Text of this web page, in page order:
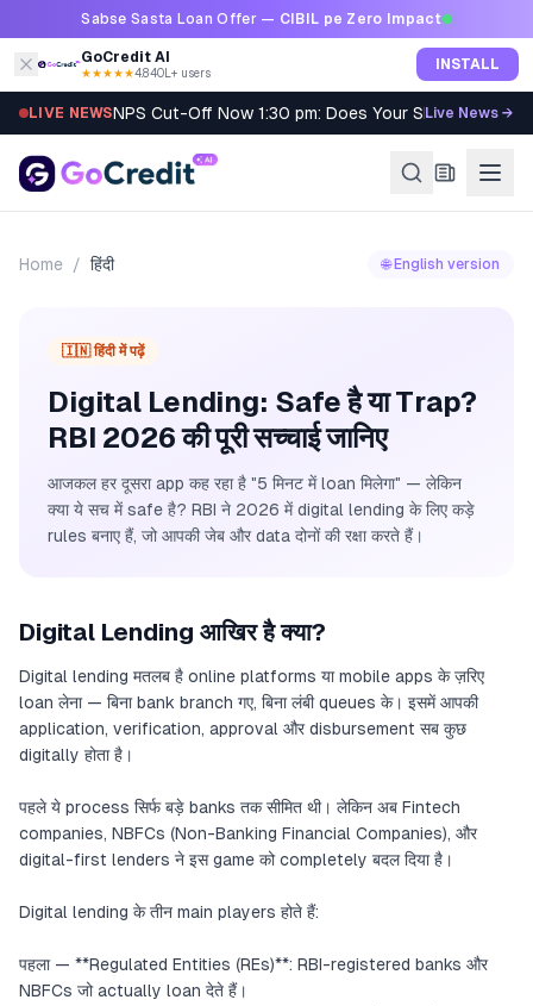
Skip to contentSabse Sasta Loan Offer — CIBIL pe Zero Impact
GoCredit AI
★★★★★4.8·40L+ users INSTALL
LIVE NEWSNPS Cut-Off Now 1:30 pm: Does Your SIP Qualify?
Live News →
Home / हिंदी 🌐 English version
🇮🇳 हिंदी में पढ़ें
Digital Lending: Safe है या Trap?
RBI 2026 की पूरी सच्चाई जानिए
आजकल हर दूसरा app कह रहा है "5 मिनट में loan मिलेगा" — लेकिन
क्या ये सच में safe है? RBI ने 2026 में digital lending के लिए कड़े
rules बनाए हैं, जो आपकी जेब और data दोनों की रक्षा करते हैं।
Digital Lending आखिर है क्या?
Digital lending मतलब है online platforms या mobile apps के ज़रिए
loan लेना — बिना bank branch गए, बिना लंबी queues के। इसमें आपकी
application, verification, approval और disbursement सब कुछ
digitally होता है।
पहले ये process सिर्फ बड़े banks तक सीमित थी। लेकिन अब Fintech
companies, NBFCs (Non-Banking Financial Companies), और
digital-first lenders ने इस game को completely बदल दिया है।
Digital lending के तीन main players होते हैं:
पहला — **Regulated Entities (REs)**: RBI-registered banks और
NBFCs जो actually loan देते हैं।